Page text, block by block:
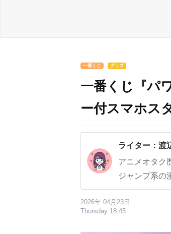
一番くじ グッズ
一番くじ『パ
ー付スマホス
ライター： 渡
アニメオタク
ジャンプ系の
2026年 04月23日
Thursday 18:45